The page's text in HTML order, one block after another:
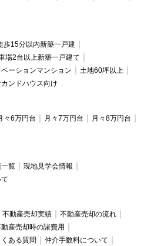
歩15分以内新築一戸建
場2台以上新築一戸建て
ベーションマンション
土地60坪以上
ンドハウス向け
々6万円台 月々7万円台
月々8万円台
覧
現地見学会情報
不動産売却実績
不動産売却の流れ
産売却時の諸費用
くある質問
仲介手数料について